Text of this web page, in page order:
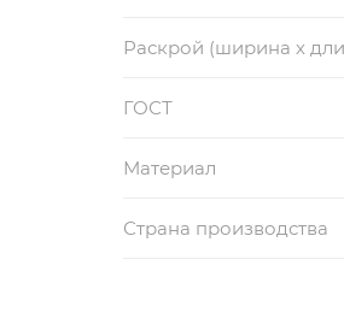
Раскрой (ширина х
ГОСТ
Материал
Страна производства